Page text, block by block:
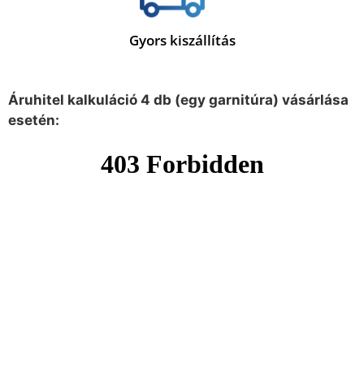
Gyors kiszállítás
Áruhitel kalkuláció 4 db (egy garnitúra) vásárlása
esetén: